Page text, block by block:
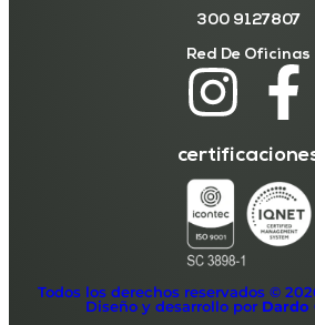
300 9127807
Red De Oficinas
Todos los derechos reservados ©
Diseño y desarrollo por Dardo